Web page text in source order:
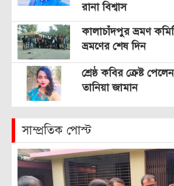
রানা বিশ্বাস
কালাচাঁদপুর ভ্রমণ
ভ্রমণের শেষ দিন
শ্রেষ্ঠ কবির ক্রেষ্ট
তানিয়া জামান
সাম্প্রতিক পোস্ট